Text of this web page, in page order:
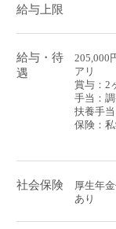
給与上限
給与・待
遇
205,000
アリ
賞与：2
手当：
扶養手当
保険：
社会保険
厚生年
あり